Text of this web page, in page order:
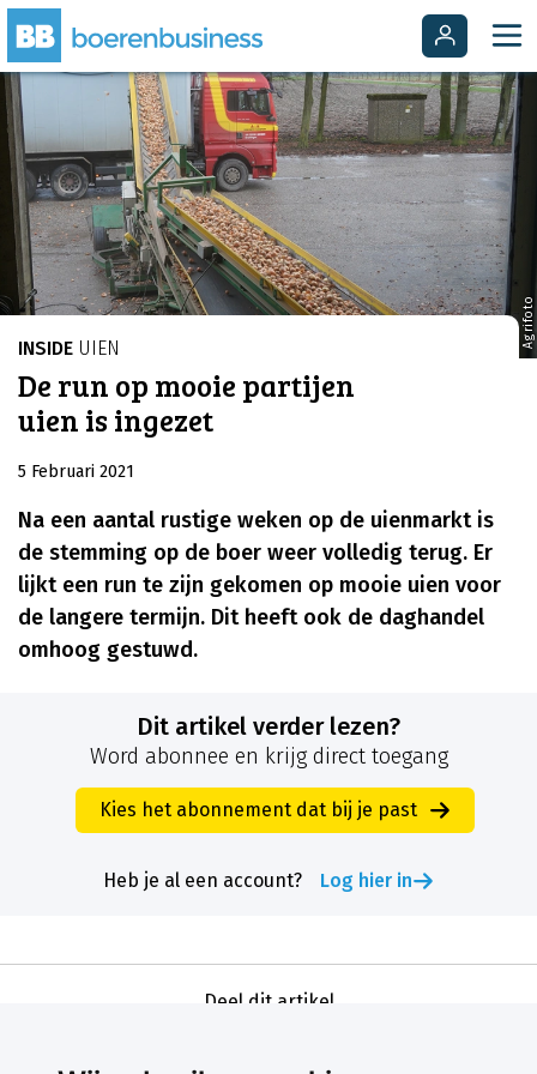
Agrifoto
INSIDE UIEN
De run op mooie partijen
uien is ingezet
5 Februari 2021
Na een aantal rustige weken op de uienmarkt is
de stemming op de boer weer volledig terug. Er
lijkt een run te zijn gekomen op mooie uien voor
de langere termijn. Dit heeft ook de daghandel
omhoog gestuwd.
Dit artikel verder lezen?
Word abonnee en krijg direct toegang
Kies het abonnement dat bij je past
Heb je al een account? Log hier in
Deel dit artikel